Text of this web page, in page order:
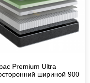
Premium Ultra
шириной 900